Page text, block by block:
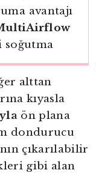
avantajı
soğutma
alttan
kıyasla
ön plana
dondurucu
çıkarılabilir
gibi alan